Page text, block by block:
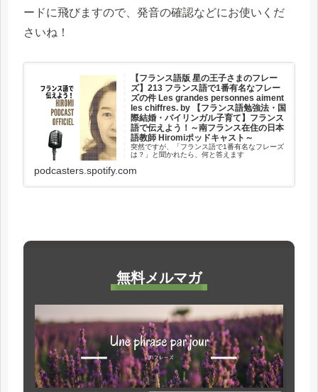
ードに飛びますので、発音の確認などにお使いくだ
さいね！
【フランス語版 星の王子さまのフレー
ズ】213 フランス語で1番有名なフレー
ズの件 Les grandes personnes aiment
les chiffres. by 【フランス語勉強法・国
際結婚・バイリンガル子育て】フランス
語で伝えよう！～南フランス在住の日本
語教師 Hiromiポッドキャスト～
突然ですが、「フランス語で1番有名なフレーズ
は？」と聞かれたら、何と答えます
いでしょうか？ 今回のフレーズにも使われてい
な...
podcasters.spotify.com
無料メルマガ